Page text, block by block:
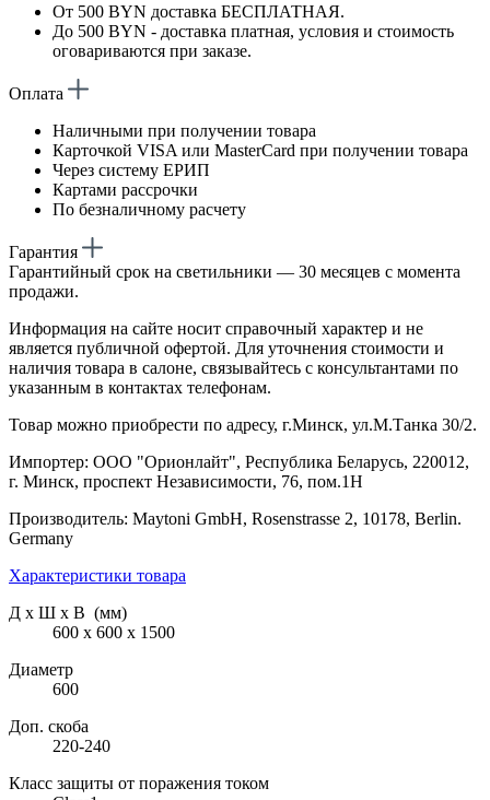
От 500 BYN доставка БЕСПЛАТНАЯ.
До 500 BYN - доставка платная, условия и стоимость
оговариваются при заказе.
Оплата
Наличными при получении товара
Карточкой VISA или MasterCard при получении товара
Через систему ЕРИП
Картами рассрочки
По безналичному расчету
Гарантия
Гарантийный срок на светильники — 30 месяцев с момента
продажи.
Информация на сайте носит справочный характер и не
является публичной офертой. Для уточнения стоимости и
наличия товара в салоне, связывайтесь с консультантами по
указанным в контактах телефонам.
Товар можно приобрести по адресу, г.Минск, ул.М.Танка 30/2.
Импортер: ООО "Орионлайт", Республика Беларусь, 220012,
г. Минск, проспект Независимости, 76, пом.1Н
Производитель: Maytoni GmbH, Rosenstrasse 2, 10178, Berlin.
Germany
Характеристики товара
Д х Ш х В (мм)
600 х 600 х 1500
Диаметр
600
Доп. скоба
220-240
Класс защиты от поражения током